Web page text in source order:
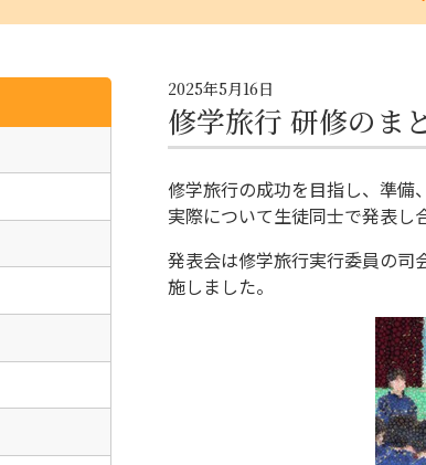
2025年5月16日
修学旅行 研修の
修学旅行の成功を目指し、準備
実際について生徒同士で発表し
発表会は修学旅行実行委員の
施しました。